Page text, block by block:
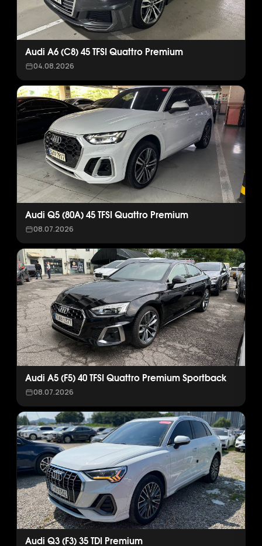
Audi A6 (C8) 45 TFSI Quattro Premium
04.08.2026
Audi Q5 (80A) 45 TFSI Quattro Premium
08.07.2026
Audi A5 (F5) 40 TFSI Quattro Premium Sportback
08.07.2026
Audi Q3 (F3) 35 TDI Premium